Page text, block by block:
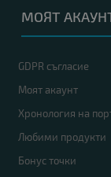
МОЯТ
GDPR съгласие
Моят акаунт
Хронология на
Любими продукти
Бонус точки